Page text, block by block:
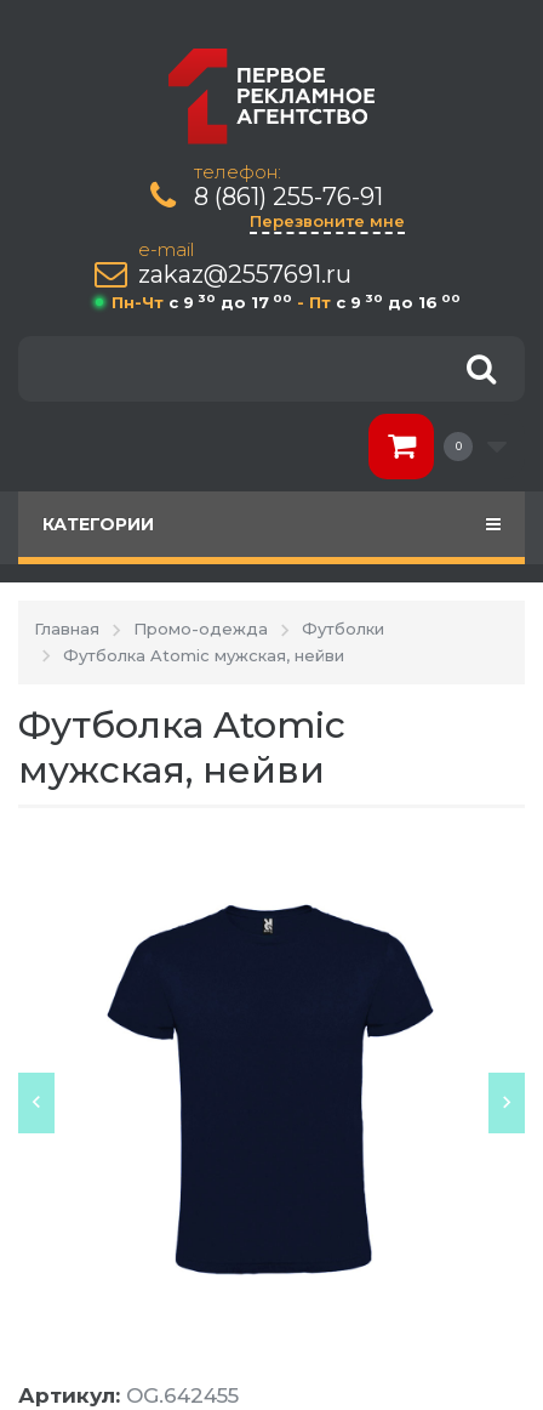
телефон:
8 (861) 255-76-91
Перезвоните мне
e-mail
zakaz@2557691.ru
Пн-Чт c 9 30 до 17 00 - Пт c 9 30 до 16 00
0
КАТЕГОРИИ
Главная Промо-одежда
Футболки
Футболка Atomic мужская, нейви
Футболка Atomic
мужская, нейви
Артикул: OG.642455